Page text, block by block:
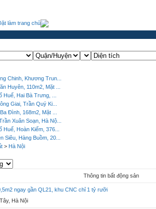
làm trang chủ
Chinh, Khương Trun...
Huyên, 110m2, Mặt ...
Huế, Hai Bà Trưng, ...
Giai, Trần Quý Ki...
Đình, 168m2, Mặt ...
Xuân Soạn, Hà Nộ...
Hoàn Kiếm, 376...
Siêu, Hàng Buồm, 20...
> Hà Nội
Thông tin bất động sản
ngay gần QL21, khu CNC chỉ 1 tỷ rưỡi
Hà Nội